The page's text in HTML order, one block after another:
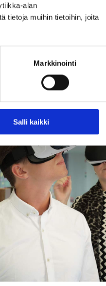
alan
tietoja muihin tietoihin, joita
Markkinointi
Salli kaikki